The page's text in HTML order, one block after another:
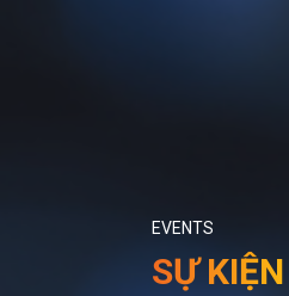
EVENTS
SỰ KIỆN